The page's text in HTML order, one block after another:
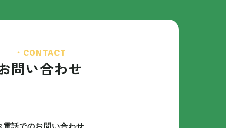
・CONTACT
問い合わせ
電話でのお問い合わせ